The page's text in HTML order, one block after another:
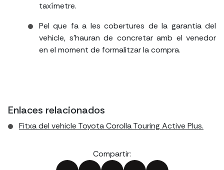
taxímetre.
Pel que fa a les cobertures de la garantia del
vehicle, s'hauran de concretar amb el venedor
en el moment de formalitzar la compra.
Enlaces relacionados
Fitxa del vehicle Toyota Corolla Touring Active Plus.
Compartir: